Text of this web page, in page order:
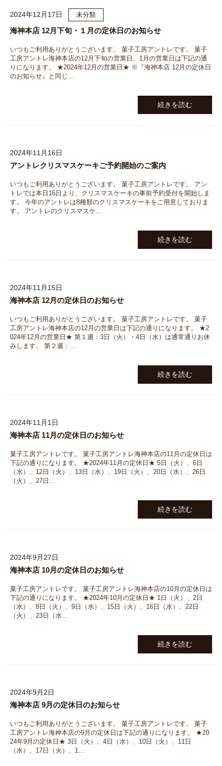
2024年12月17日 未分類
海神本店 12月下旬・１月の定休日のお知らせ
いつもご利用ありがとうございます。 菓子工房アントレです。 菓子
工房アントレ海神本店の12月下旬の営業日、1月の営業日は下記の通
りになります。 ★2024年12月の営業日★ ※『海神本店 12月の定休日
のお知らせ』と同じ…
続きを読む
2024年11月16日
アントレクリスマスケーキご予約開始のご案内
いつもご利用ありがとうございます。 菓子工房アントレです。 アン
トレでは本日16日より、クリスマスケーキの事前予約受付を開始しま
す。 今年のアントレは8種類のクリスマスケーキをご用意しておりま
す。 アントレのクリスマスケ…
続きを読む
2024年11月15日
海神本店 12月の定休日のお知らせ
いつもご利用ありがとうございます。 菓子工房アントレです。 菓子
工房アントレ海神本店の12月の営業日は下記の通りになります。 ★2
024年12月の営業日★ 第１週：3日（火）・4日（水）は通常通りお休
みします。 第２週：…
続きを読む
2024年11月1日
海神本店 11月の定休日のお知らせ
菓子工房アントレです。 菓子工房アントレ海神本店の11月の定休日は
下記の通りになります。 ★2024年11月の定休日★ 5日（火）、6日
（水）、12日（火）、13日（水）、19日（火）、20日（水）、26日
（火）、27日…
続きを読む
2024年9月27日
海神本店 10月の定休日のお知らせ
菓子工房アントレです。 菓子工房アントレ海神本店の10月の定休日は
下記の通りになります。 ★2024年10月の定休日★ 1日（火）、2日
（水）、8日（火）、9日（水）、15日（火）、16日（水）、22日
（火）、23日（水…
続きを読む
2024年9月2日
海神本店 9月の定休日のお知らせ
いつもご利用ありがとうございます。 菓子工房アントレです。 菓子
工房アントレ海神本店の9月の定休日は下記の通りになります。 ★20
24年9月の定休日★ 3日（火）、4日（水）、10日（火）、11日
（水）、17日（火）、1…